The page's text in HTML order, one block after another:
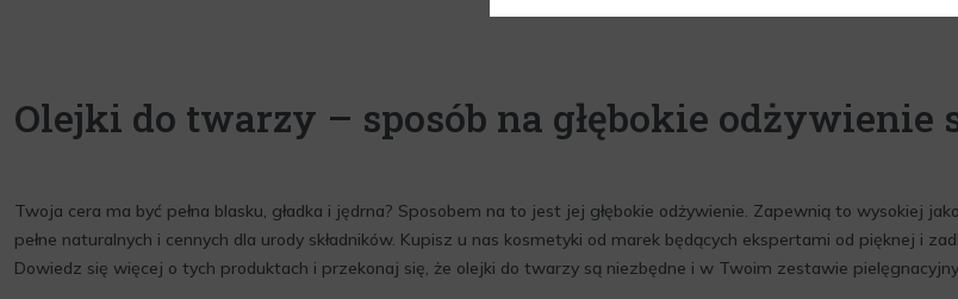
Olejki do twarzy – sposób na głębokie odżywienie
Twoja cera ma być pełna blasku, gładka i jędrna? Sposobem na to jest jej głębokie odżywienie. Zapewnią to wysokiej
pełne naturalnych i cennych dla urody składników. Kupisz u nas kosmetyki od marek będących ekspertami od pięknej i
Dowiedz się więcej o tych produktach i przekonaj się, że olejki do twarzy są niezbędne i w Twoim zestawie